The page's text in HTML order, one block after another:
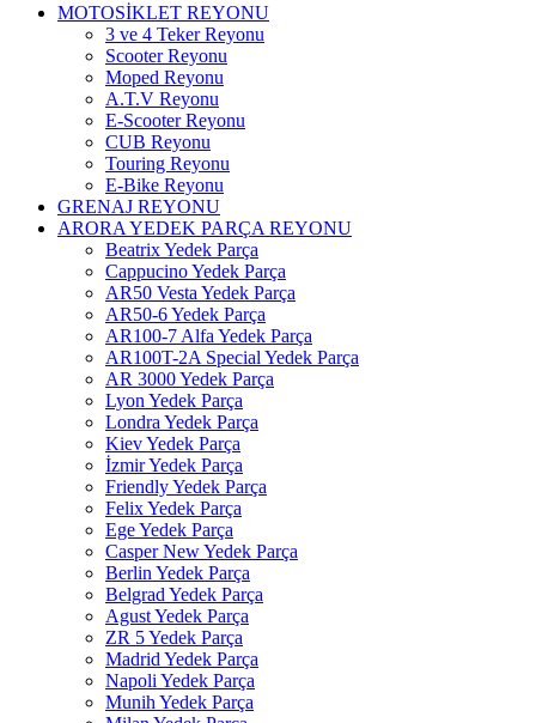
MOTOSİKLET REYONU
3 ve 4 Teker Reyonu
Scooter Reyonu
Moped Reyonu
A.T.V Reyonu
E-Scooter Reyonu
CUB Reyonu
Touring Reyonu
E-Bike Reyonu
GRENAJ REYONU
ARORA YEDEK PARÇA REYONU
Beatrix Yedek Parça
Cappucino Yedek Parça
AR50 Vesta Yedek Parça
AR50-6 Yedek Parça
AR100-7 Alfa Yedek Parça
AR100T-2A Special Yedek Parça
AR 3000 Yedek Parça
Lyon Yedek Parça
Londra Yedek Parça
Kiev Yedek Parça
İzmir Yedek Parça
Friendly Yedek Parça
Felix Yedek Parça
Ege Yedek Parça
Casper New Yedek Parça
Berlin Yedek Parça
Belgrad Yedek Parça
Agust Yedek Parça
ZR 5 Yedek Parça
Madrid Yedek Parça
Napoli Yedek Parça
Munih Yedek Parça